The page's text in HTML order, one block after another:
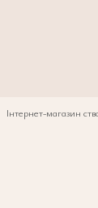
Інтернет-магазин